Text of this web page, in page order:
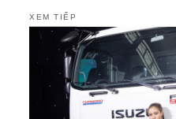
XEM TIẾP